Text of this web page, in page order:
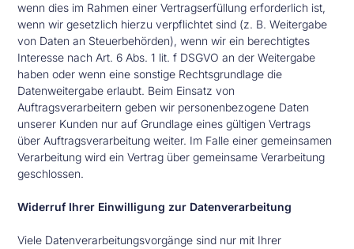
wenn dies im Rahmen einer Vertragserfüllung erforderlich ist,
wenn wir gesetzlich hierzu verpflichtet sind (z. B. Weitergabe
von Daten an Steuerbehörden), wenn wir ein berechtigtes
Interesse nach Art. 6 Abs. 1 lit. f DSGVO an der Weitergabe
haben oder wenn eine sonstige Rechtsgrundlage die
Datenweitergabe erlaubt. Beim Einsatz von
Auftragsverarbeitern geben wir personenbezogene Daten
unserer Kunden nur auf Grundlage eines gültigen Vertrags
über Auftragsverarbeitung weiter. Im Falle einer gemeinsamen
Verarbeitung wird ein Vertrag über gemeinsame Verarbeitung
geschlossen.
Widerruf Ihrer Einwilligung zur Datenverarbeitung
Viele Datenverarbeitungsvorgänge sind nur mit Ihrer